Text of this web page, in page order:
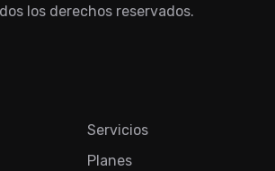
los derechos reservados.
Servicios
Planes